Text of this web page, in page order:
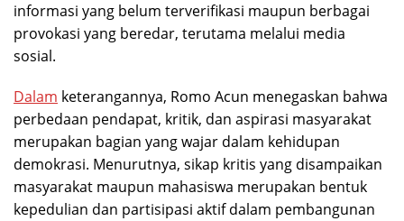
informasi yang belum terverifikasi maupun berbagai
provokasi yang beredar, terutama melalui media
sosial.
Dalam keterangannya, Romo Acun menegaskan bahwa
perbedaan pendapat, kritik, dan aspirasi masyarakat
merupakan bagian yang wajar dalam kehidupan
demokrasi. Menurutnya, sikap kritis yang disampaikan
masyarakat maupun mahasiswa merupakan bentuk
kepedulian dan partisipasi aktif dalam pembangunan